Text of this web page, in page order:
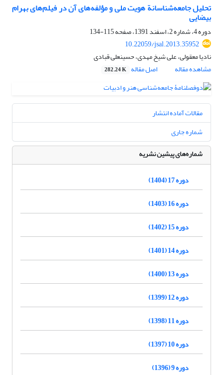
تحلیل جامعه‌شناسانة هویت ملی و مؤلفه‌های آن در فیلم‌های بهرام
بیضایی
دوره 4، شماره 2، اسفند 1391، صفحه
115-134
10.22059/jsal.2013.35952
نادیا معقولی، علی شیخ مهدی، حسینعلی قبادی
مشاهده مقاله
اصل مقاله 282.24 K
مقالات آماده انتشار
شماره جاری
شماره‌های پیشین نشریه
دوره 17 (1404)
دوره 16 (1403)
دوره 15 (1402)
دوره 14 (1401)
دوره 13 (1400)
دوره 12 (1399)
دوره 11 (1398)
دوره 10 (1397)
دوره 9 (1396)